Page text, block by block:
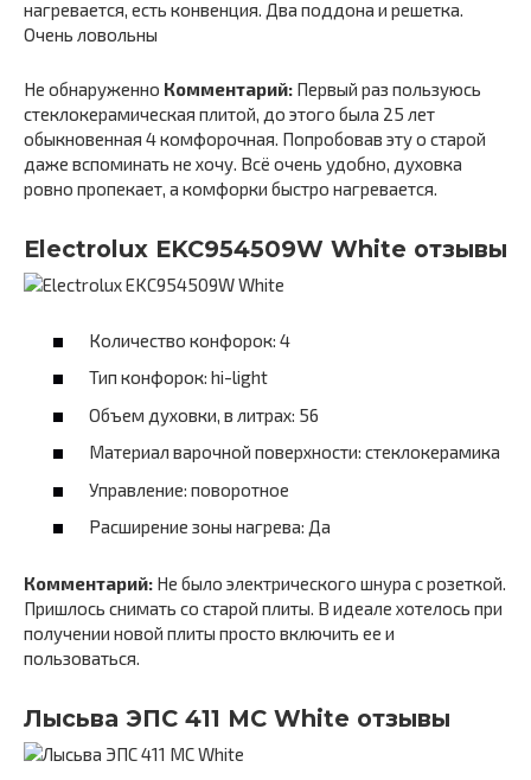
нагревается, есть конвенция. Два поддона и решетка.
Очень ловольны
Не обнаруженно Комментарий: Первый раз пользуюсь
стеклокерамическая плитой, до этого была 25 лет
обыкновенная 4 комфорочная. Попробовав эту о старой
даже вспоминать не хочу. Всё очень удобно, духовка
ровно пропекает, а комфорки быстро нагревается.
Electrolux EKC954509W White отзывы
Количество конфорок: 4
Тип конфорок: hi-light
Объем духовки, в литрах: 56
Материал варочной поверхности: стеклокерамика
Управление: поворотное
Расширение зоны нагрева: Да
Комментарий: Не было электрического шнура с розеткой.
Пришлось снимать со старой плиты. В идеале хотелось при
получении новой плиты просто включить ее и
пользоваться.
Лысьва ЭПС 411 МС White отзывы